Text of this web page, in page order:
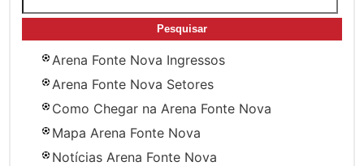
por:
Arena Fonte Nova Ingressos
Arena Fonte Nova Setores
Como Chegar na Arena Fonte Nova
Mapa Arena Fonte Nova
Notícias Arena Fonte Nova